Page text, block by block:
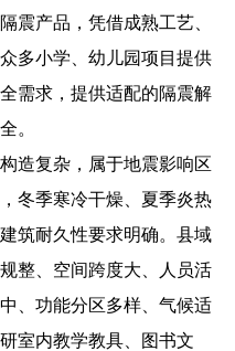
震产品，凭借成熟工艺、
多小学、幼儿园项目提供
需求，提供适配的隔震解
。
造复杂，属于地震影响区
冬季寒冷干燥、夏季炎热
筑耐久性要求明确。县域
整、空间跨度大、人员活
、功能分区多样、气候适
室内教学教具、图书文